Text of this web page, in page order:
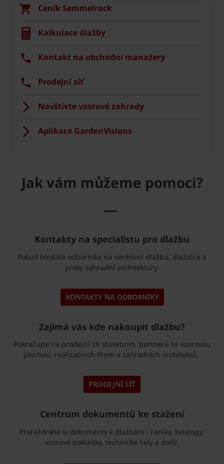
Ceník Semmelrock
Kalkulace dlažby
Kontakt na obchodní manažery
Prodejní síť
Navštivte vzorové zahrady
Aplikace GardenVisions
Jak vám můžeme pomoci?
—
Kontakty na specialistu pro dlažbu
Pokud hledáte odborníka na venkovní dlažbu, dlaždice a
prvky zahradní architektury.
KONTAKTY NA ODBORNÍKY
Zajímá vás kde nakoupit dlažbu?
Pokračujte na prodejní síť stavebnin, partnerů se vzorovou
plochou, realizačních firem a zahradních architektů.
PRODEJNÍ SÍŤ
Centrum dokumentů ke stažení
Prohlédněte si dokumenty k dlažbám - ceníky, katalogy,
vzorové pokládky, technické listy a další.